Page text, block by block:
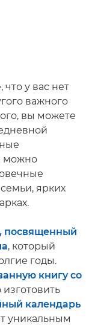
у вас нет
важного
вы можете
можно
ярких
посвященный
, который
годы.
книгу со
календарь
уникальным